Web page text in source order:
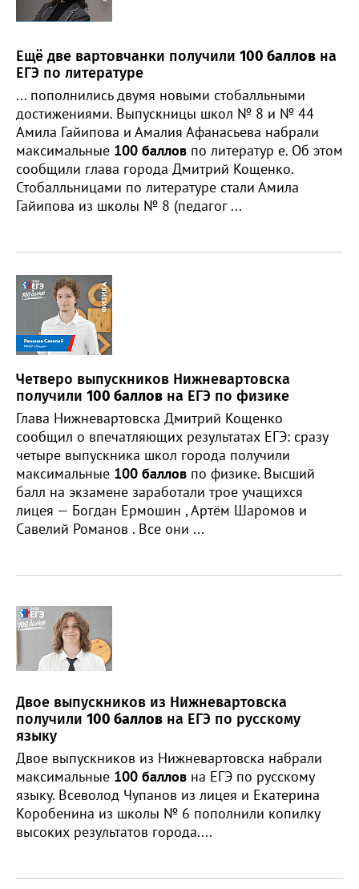
Ещё две вартовчанки получили 100 баллов на
ЕГЭ по литературе
... пополнились двумя новыми стобалльными
достижениями. Выпускницы школ № 8 и № 44
Амила Гайипова и Амалия Афанасьева набрали
максимальные 100 баллов по литератур е. Об этом
сообщили глава города Дмитрий Кощенко.
Стобалльницами по литературе стали Амила
Гайипова из школы № 8 (педагог ...
Четверо выпускников Нижневартовска
получили 100 баллов на ЕГЭ по физике
Глава Нижневартовска Дмитрий Кощенко
сообщил о впечатляющих результатах ЕГЭ: сразу
четыре выпускника школ города получили
максимальные 100 баллов по физике. Высший
балл на экзамене заработали трое учащихся
лицея — Богдан Ермошин , Артём Шаромов и
Савелий Романов . Все они ...
Двое выпускников из Нижневартовска
получили 100 баллов на ЕГЭ по русскому
языку
Двое выпускников из Нижневартовска набрали
максимальные 100 баллов на ЕГЭ по русскому
языку. Всеволод Чупанов из лицея и Екатерина
Коробенина из школы № 6 пополнили копилку
высоких результатов города....